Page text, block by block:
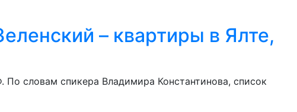
– квартиры в Ялте,
словам спикера Владимира Константинова, список